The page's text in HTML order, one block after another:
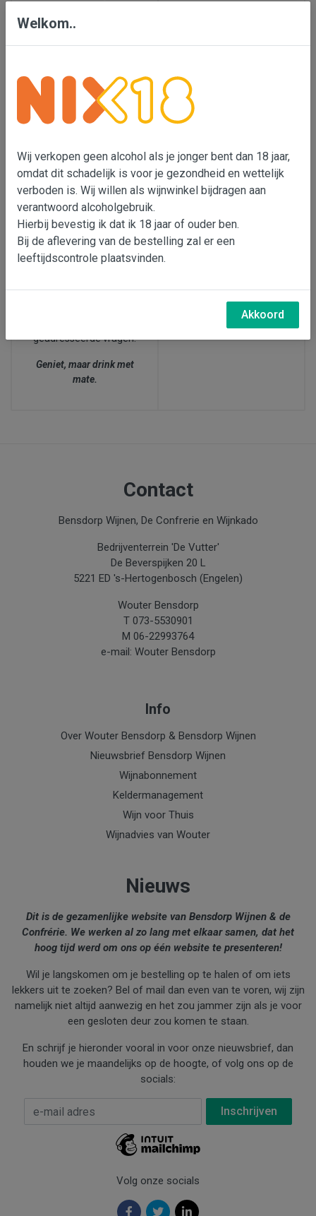
Nix 18
dan 18 jaar, omdat dit
schadelijk is voor je
gezondheid en wettelijk
verboden is. Wij willen als
wijnimporteur bijdragen
aan verantwoord
alcoholgebruik. Er is met
onze transportpartners
twijfel over de leeftijd
geadresseerde vragen.
Geniet, maar drink met
mate.
proeverijen, check de
data in de balk hierboven
wijnproeverij
hier 🍷
ons in Den Bosch (15.00-
17.30 uur)
Contact
Bensdorp Wijnen, De Confrerie en Wijnkado
Bedrijventerrein 'De Vutter'
De Beverspijken 20 L
5221 ED 's-Hertogenbosch (Engelen)
Wouter Bensdorp
T 073-5530901
M 06-22993764
e-mail: Wouter Bensdorp
Info
Over Wouter Bensdorp & Bensdorp Wijnen
Nieuwsbrief Bensdorp Wijnen
Wijnabonnement
Keldermanagement
Wijn voor Thuis
Wijnadvies van Wouter
Nieuws
Dit is de gezamenlijke website van Bensdorp Wijnen & de
Confrérie. We werken al zo lang met elkaar samen, dat het
hoog tijd werd om ons op één website te presenteren!
Wil je langskomen om je bestelling op te halen of om iets
lekkers uit te zoeken? Bel of mail dan even van te voren, wij zijn
namelijk niet altijd aanwezig en het zou jammer zijn als je voor
een gesloten deur zou komen te staan.
En schrijf je hieronder vooral in voor onze nieuwsbrief, dan
houden we je maandelijks op de hoogte, of volg ons op de
socials:
E-mail Adres
Volg onze socials
Welkom..
Wij verkopen geen alcohol als je jonger bent dan 18 jaar,
omdat dit schadelijk is voor je gezondheid en wettelijk
verboden is. Wij willen als wijnwinkel bijdragen aan
verantwoord alcoholgebruik.
Hierbij bevestig ik dat ik 18 jaar of ouder ben.
Bij de aflevering van de bestelling zal er een
leeftijdscontrole plaatsvinden.
Akkoord